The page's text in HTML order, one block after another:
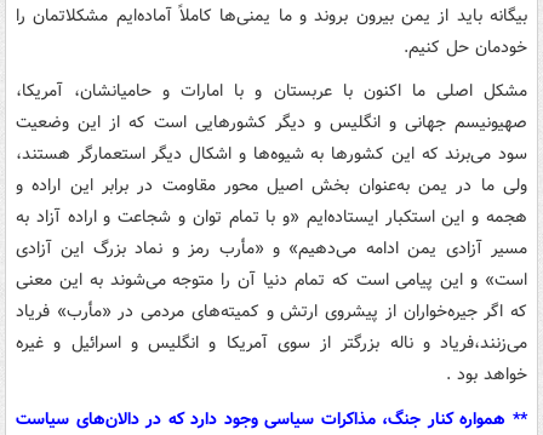
بیگانه باید از یمن بیرون بروند و ما یمنی‌ها کاملاً آماده‌ایم مشکلاتمان را
خودمان حل کنیم.
مشکل اصلی ما اکنون با عربستان و با امارات و حامیانشان، آمریکا،
صهیونیسم جهانی و انگلیس و دیگر کشورهایی است که از این وضعیت
سود می‌برند که این کشورها به شیوه‌ها و اشکال دیگر استعمارگر هستند،
ولی ما در یمن به‌عنوان بخش اصیل محور مقاومت در برابر این اراده و
هجمه و این استکبار ایستاده‌ایم «و با تمام توان و شجاعت و اراده آزاد به
مسیر آزادی یمن ادامه می‌دهیم» و «مأرب رمز و نماد بزرگ این آزادی
است» و این پیامی است که تمام دنیا آن را متوجه می‌شوند به این معنی
که اگر جیره‌خواران از پیشروی ارتش و کمیته‌های مردمی در «مأرب» فریاد
می‌زنند،فریاد و ناله بزرگتر از سوی آمریکا و انگلیس و اسرائیل و غیره
خواهد بود .
** همواره کنار جنگ، مذاکرات سیاسی وجود دارد که در دالان‌های سیاست